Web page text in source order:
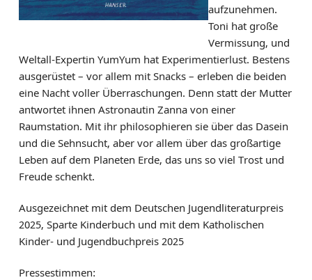
aufzunehmen.
Toni hat große
Vermissung, und
Weltall-Expertin YumYum hat Experimentierlust. Bestens
ausgerüstet – vor allem mit Snacks – erleben die beiden
eine Nacht voller Überraschungen. Denn statt der Mutter
antwortet ihnen Astronautin Zanna von einer
Raumstation. Mit ihr philosophieren sie über das Dasein
und die Sehnsucht, aber vor allem über das großartige
Leben auf dem Planeten Erde, das uns so viel Trost und
Freude schenkt.
Ausgezeichnet mit dem Deutschen Jugendliteraturpreis
2025, Sparte Kinderbuch und mit dem Katholischen
Kinder- und Jugendbuchpreis 2025
Pressestimmen: